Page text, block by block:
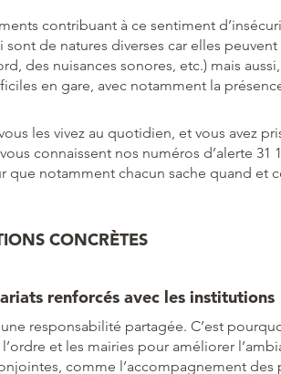
contribuant à ce sentiment
sont de natures diverses car elles
des nuisances sonores, etc.) mais
en gare, avec notamment la
les vivez au quotidien, et vous avez
connaissent nos numéros d’alerte 31
que notamment chacun sache quand et
CONCRÈTES
renforcés avec les institutions
responsabilité partagée. C’est
et les mairies pour améliorer
comme l’accompagnement des